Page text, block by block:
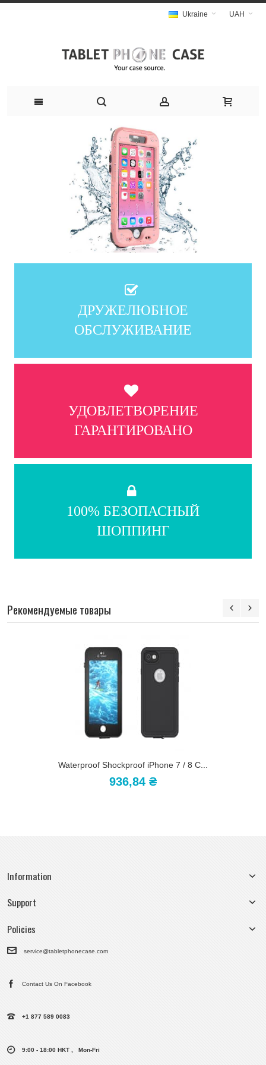
UAH
Ukraine
ДРУЖЕЛЮБНОЕ
ОБСЛУЖИВАНИЕ
УДОВЛЕТВОРЕНИЕ
ГАРАНТИРОВАНО
100% БЕЗОПАСНЫЙ
ШОППИНГ
Рекомендуемые товары
Waterproof Shockproof iPhone 7 / 8 C...
936,84 ₴
Information
Support
Policies
service@tabletphonecase.com
Contact Us On Facebook
+1 877 589 0083
9:00 - 18:00 HKT , Mon-Fri